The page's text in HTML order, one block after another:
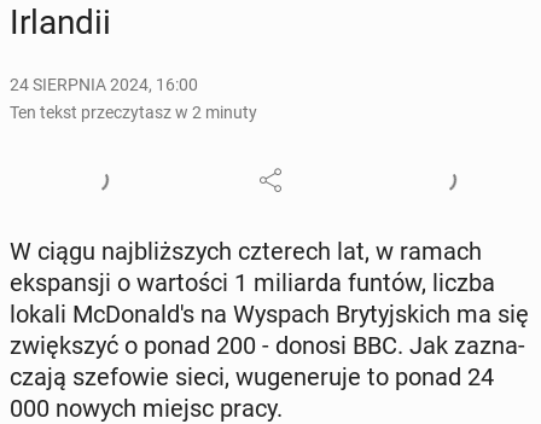
Ir­lan­dii
24 SIERPNIA 2024, 16:00
Ten tekst przeczytasz w 2 minuty
W ciągu naj­bliż­szych czte­rech lat, w ramach
eks­pan­sji o war­to­ści 1 mi­liar­da funtów, liczba
lokali McDo­nal­d's na Wyspach Bry­tyj­skich ma się
zwięk­szyć o ponad 200 - donosi BBC. Jak za­zna­
cza­ją sze­fo­wie sieci, wu­ge­ne­ru­je to ponad 24
000 nowych miejsc pracy.